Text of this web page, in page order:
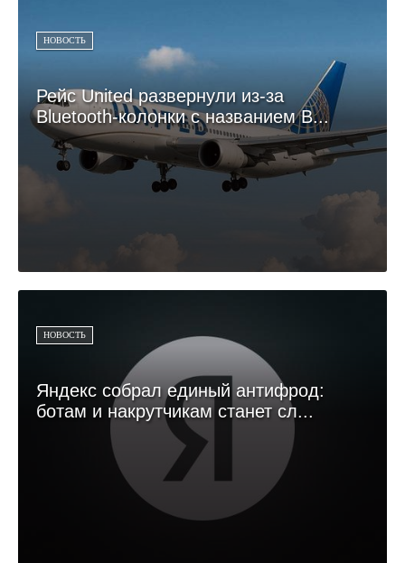
НОВОСТЬ
Рейс United развернули из-за
Bluetooth-колонки с названием B...
НОВОСТЬ
Яндекс собрал единый антифрод:
ботам и накрутчикам станет сл...